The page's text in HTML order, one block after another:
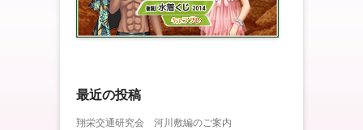
最近の投稿
翔栄交通研究会 河川敷編のご案内